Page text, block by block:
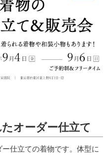
オーダー仕立て
仕立ての着物です。体型に